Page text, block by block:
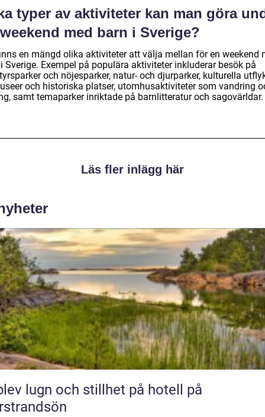
typer av aktiviteter kan man göra
med barn i Sverige?
en mängd olika aktiviteter att välja mellan för en weekend
Sverige. Exempel på populära aktiviteter inkluderar besök på
och nöjesparker, natur- och djurparker, kulturella
och historiska platser, utomhusaktiviteter som vandring
samt temaparker inriktade på barnlitteratur och sagovärldar.
Läs fler inlägg här
lugn och stillhet på hotell på